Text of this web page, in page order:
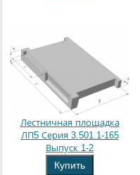
Лестничная площадка
ЛП5 Серия 3.501.1-165
Выпуск 1-2
Купить